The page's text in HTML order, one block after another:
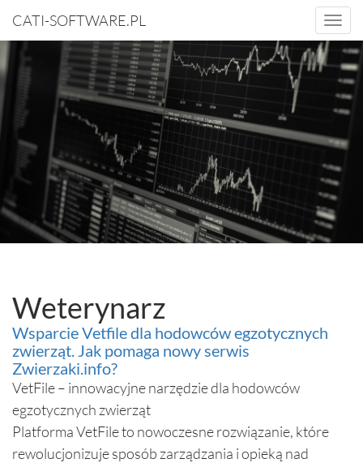
CATI-SOFTWARE.PL
Weterynarz
Wsparcie Vetfile dla hodowców egzotycznych
zwierząt. Jak pomaga nowy serwis
Zwierzaki.info?
VetFile – innowacyjne narzędzie dla hodowców
egzotycznych zwierząt
Platforma VetFile to nowoczesne rozwiązanie, które
rewolucjonizuje sposób zarządzania i opieką nad